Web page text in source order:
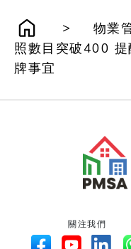
>
物業
照數目突破400
牌事宜
關注我們